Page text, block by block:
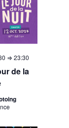
de la
⇒23:30